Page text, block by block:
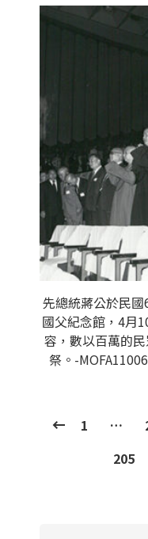
先總統蔣公於民
國父紀念館，4月
容，數以百萬的
祭。-
1 …
205